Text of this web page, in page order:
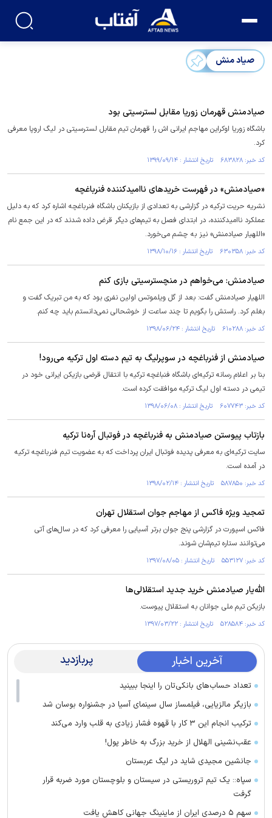
صیاد منش
صیادمنش قهرمان زوریا مقابل لسترسیتی بود
باشگاه زوریا اوکراین مهاجم ایرانی اش را قهرمان تیم مقابل لسترسیتی در لیگ اروپا معرفی
کرد.
کد خبر: ۶۸۳۸۲۸ تاریخ انتشار : ۱۳۹۹/۰۹/۱۴
«صیادمنش» در فهرست خریدهای ناامیدکننده فنرباغچه
نشریه حریت ترکیه در گزارشی به تعدادی از بازیکنان باشگاه فنرباغچه اشاره کرد که به دلیل
عملکرد ناامیدکننده، در ابتدای فصل به تیم‌های دیگر قرض داده شدند که در این جمع نام
«اللهیار صیادمنش» نیز به چشم می‌خورد.
کد خبر: ۶۳۰۳۵۸ تاریخ انتشار : ۱۳۹۸/۱۰/۱۶
صیادمنش: می‌خواهم در منچسترسیتی بازی کنم
اللهیار صیادمنش گفت: بعد از گل ویلموتس اولین نفری بود که به من تبریک گفت و
بغلم کرد. راستش را بگویم تا چند ساعت از خوشحالی نمی‌دانستم باید چه کنم.
کد خبر: ۶۱۰۲۸۸ تاریخ انتشار : ۱۳۹۸/۰۶/۲۴
صیادمنش از فنرباغچه در سوپرلیگ به تیم دسته اول ترکیه می‌رود!
بنا بر اعلام رسانه ترکیه‌ای باشگاه فنباغچه ترکیه با انتقال قرضی بازیکن ایرانی خود در
تیمی در دسته اول لیگ ترکیه موافقت کرده است.
کد خبر: ۶۰۷۷۴۳ تاریخ انتشار : ۱۳۹۸/۰۶/۰۸
بازتاب پیوستن صیادمنش به فنرباغچه در فوتبال آره‌نا ترکیه
سایت ترکیه‌ای به معرفی پدیده فوتبال ایران پرداخت که به عضویت تیم فنرباغچه ترکیه
در آمده است.
کد خبر: ۵۸۷۸۵۰ تاریخ انتشار : ۱۳۹۸/۰۲/۱۴
تمجید ویژه فاکس از مهاجم جوان استقلال تهران
فاکس اسپورت در گزارشی پنج جوان برتر آسیایی را معرفی کرد که در سال‌های آتی
می‌توانند ستاره تیم‌شان شوند.
کد خبر: ۵۵۳۱۲۷ تاریخ انتشار : ۱۳۹۷/۰۸/۰۵
الله‌یار صیادمنش خرید جدید استقلالی‌ها
بازیکن تیم ملی جوانان به استقلال پیوست.
کد خبر: ۵۲۸۵۸۴ تاریخ انتشار : ۱۳۹۷/۰۳/۲۲
آخرین اخبار پربازدید
تعداد حساب‌های بانکی‌تان را اینجا ببینید
بازیگر مالزیایی، فیلمساز سال سینمای آسیا در جشنواره بوسان شد
ترکیب انجام این ۳ کار با قهوه فشار زیادی به قلب وارد می‌کند
عقب‌نشینی الهلال از خرید بزرگ به خاطر پول!
جانشین مجیدی شاید در لیگ عربستان
سپاه:: یک تیم تروریستی در سیستان و بلوچستان مورد ضربه قرار
گرفت
سهم ۵ درصدی ایران از ماینینگ جهانی کاهش یافت